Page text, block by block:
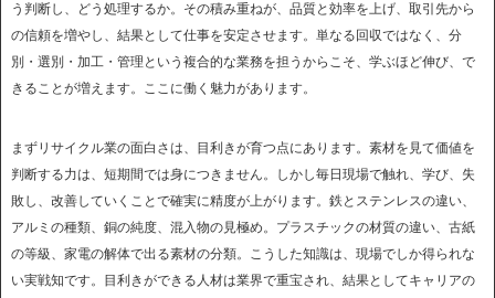
う判断し、どう処理するか。その積み重ねが、品質と効率を上げ、取引先から
の信頼を増やし、結果として仕事を安定させます。単なる回収ではなく、分
別・選別・加工・管理という複合的な業務を担うからこそ、学ぶほど伸び、で
きることが増えます。ここに働く魅力があります。
まずリサイクル業の面白さは、目利きが育つ点にあります。素材を見て価値を
判断する力は、短期間では身につきません。しかし毎日現場で触れ、学び、失
敗し、改善していくことで確実に精度が上がります。鉄とステンレスの違い、
アルミの種類、銅の純度、混入物の見極め。プラスチックの材質の違い、古紙
の等級、家電の解体で出る素材の分類。こうした知識は、現場でしか得られな
い実戦知です。目利きができる人材は業界で重宝され、結果としてキャリアの